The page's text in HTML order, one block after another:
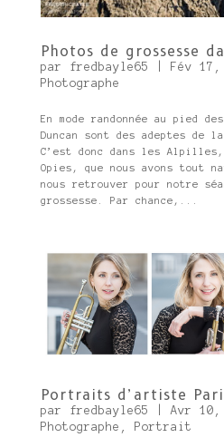
Photos de grossesse
par fredbayle65 Fév 17,
Photographe
En mode randonnée au pied
Duncan sont des adeptes de
C’est donc dans les Alpilles,
Opies, que nous avons tout
nous retrouver pour notre
grossesse. Par chance,...
Portraits d’artiste
par fredbayle65 Avr 10,
Photographe
Portrait